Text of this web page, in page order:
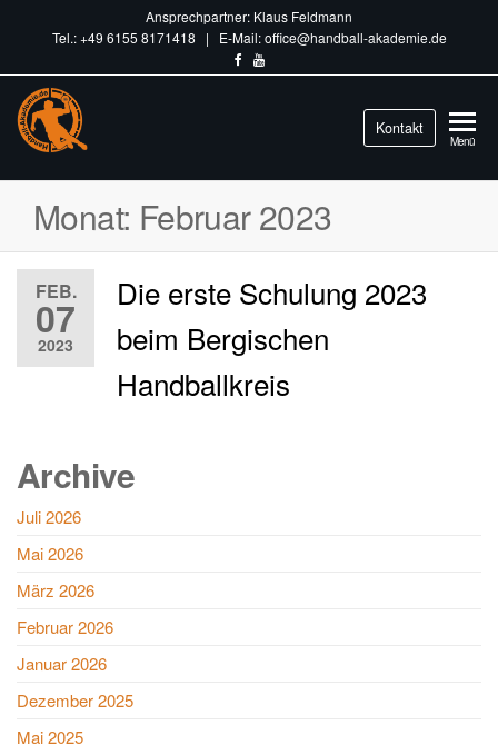
Ansprechpartner: Klaus Feldmann
Tel.: +49 6155 8171418 | E-Mail: office@handball-akademie.de
Akademie.de
Kontakt
Menü
Monat: Februar 2023
FEB.
07
2023
Die erste Schulung 2023
beim Bergischen
Handballkreis
Archive
Juli 2026
Mai 2026
März 2026
Februar 2026
Januar 2026
Dezember 2025
Mai 2025